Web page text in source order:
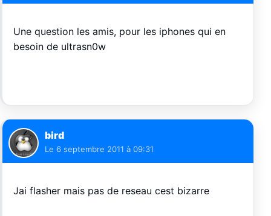
Une question les amis, pour les iphones qui en
besoin de ultrasn0w
bird
Le 6 septembre 2011 à 09:31
Jai flasher mais pas de reseau cest bizarre